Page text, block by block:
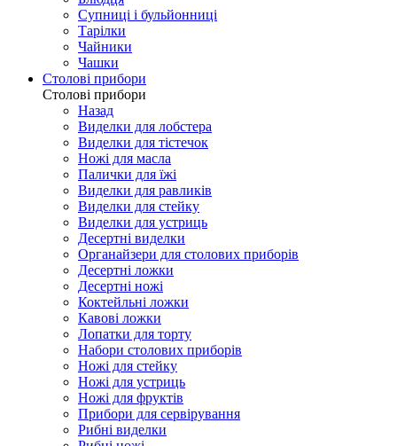
Супниці і бульйонниці
Тарілки
Чайники
Чашки
Столові прибори
Столові прибори
Назад
Виделки для лобстера
Виделки для тістечок
Ножі для масла
Палички для їжі
Виделки для равликів
Виделки для стейку
Виделки для устриць
Десертні виделки
Органайзери для столових приборів
Десертні ложки
Десертні ножі
Коктейльні ложки
Кавові ложки
Лопатки для торту
Набори столових приборів
Ножі для стейку
Ножі для устриць
Ножі для фруктів
Прибори для сервірування
Рибні виделки